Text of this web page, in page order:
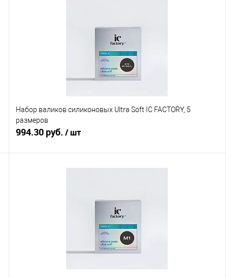
Набор валиков силиконовых Ultra Soft IC FACTORY, 5
размеров
994.30 руб. / шт
Сравнение